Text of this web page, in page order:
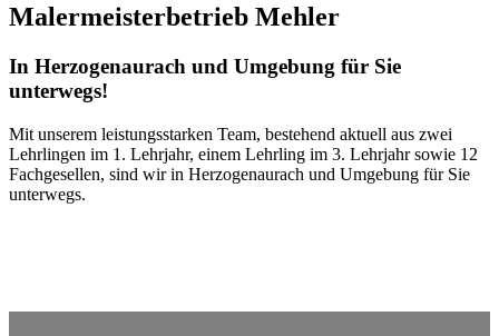
Malermeisterbetrieb Mehler
In Herzogenaurach und Umgebung für Sie
unterwegs!
Mit unserem leistungsstarken Team, bestehend aktuell aus zwei
Lehrlingen im 1. Lehrjahr, einem Lehrling im 3. Lehrjahr sowie 12
Fachgesellen, sind wir in Herzogenaurach und Umgebung für Sie
unterwegs.